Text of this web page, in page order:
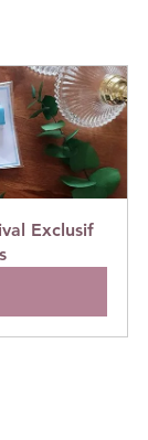
Exclusif